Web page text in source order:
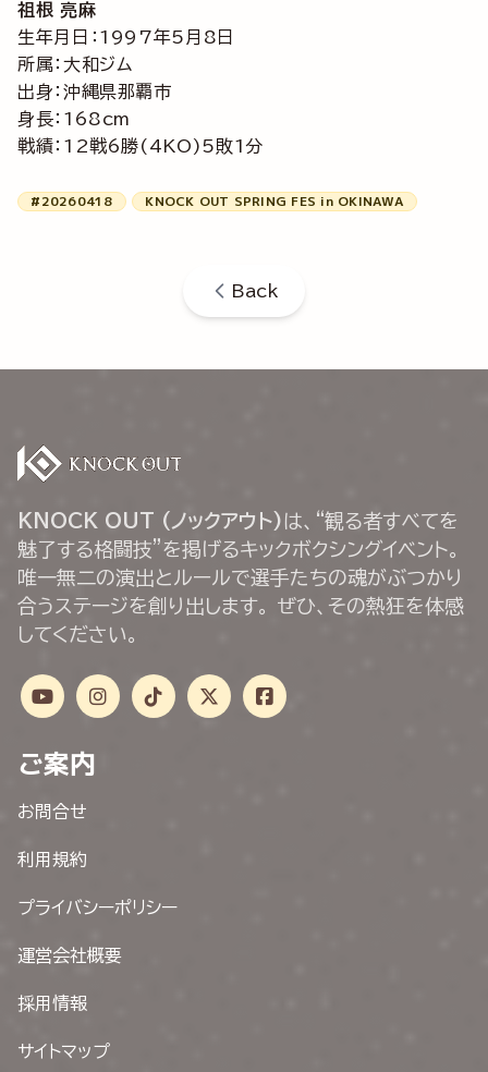
祖根 亮麻
生年月日：1997年5月8日
所属：大和ジム
出身：沖縄県那覇市
身長：168cm
戦績：12戦6勝(4KO)5敗1分
#20260418 KNOCK OUT SPRING FES in OKINAWA
Back
KNOCK OUT (ノックアウト) は、“観る者すべてを
魅了する格闘技”を掲げるキックボクシングイベント。
唯一無二の演出とルールで選手たちの魂がぶつかり
合うステージを創り出します。 ぜひ、その熱狂を体感
してください。
ご案内
お問合せ
利用規約
プライバシーポリシー
運営会社概要
採用情報
サイトマップ